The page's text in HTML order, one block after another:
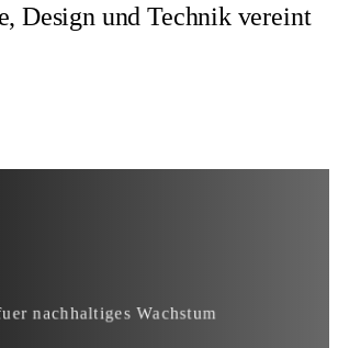
Design und Technik vereint
nachhaltiges Wachstum